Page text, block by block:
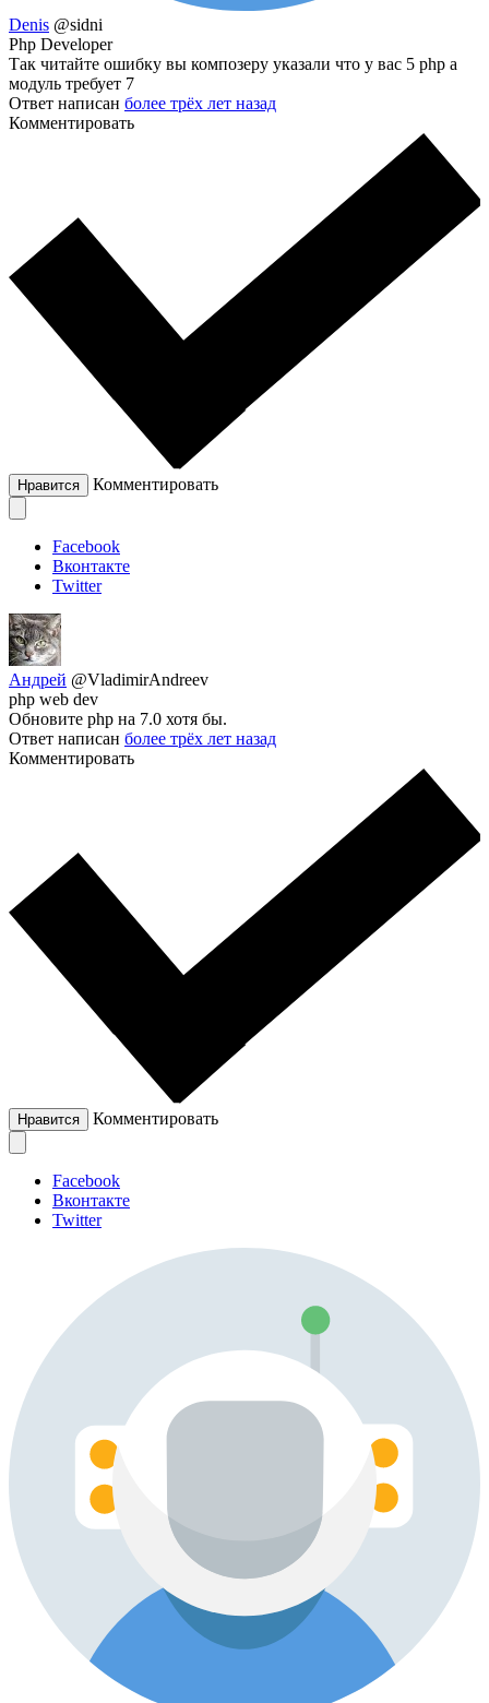
Denis @sidni
Php Developer
Так читайте ошибку вы композеру указали что у вас 5 php а
модуль требует 7
Ответ написан более трёх лет назад
Комментировать
Нравится Комментировать
Facebook
Вконтакте
Twitter
Андрей @VladimirAndreev
php web dev
Обновите php на 7.0 хотя бы.
Ответ написан более трёх лет назад
Комментировать
Нравится Комментировать
Facebook
Вконтакте
Twitter